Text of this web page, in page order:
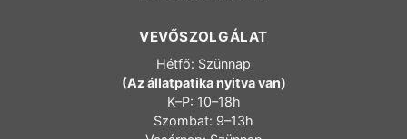
VEVŐSZOLGÁLAT
Hétfő: Szünnap
(Az állatpatika nyitva van)
K–P: 10–18h
Szombat: 9–13h